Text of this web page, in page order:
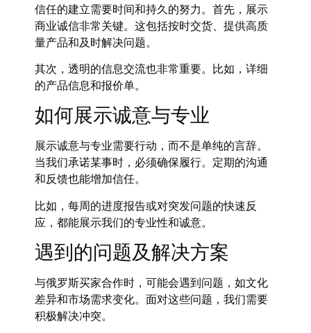
信任的建立需要时间和持久的努力。首先，展示
商业诚信非常关键。这包括按时交货、提供高质
量产品和及时解决问题。
其次，透明的信息交流也非常重要。比如，详细
的产品信息和报价单。
如何展示诚意与专业
展示诚意与专业需要行动，而不是单纯的言辞。
当我们承诺某事时，必须确保履行。定期的沟通
和反馈也能增加信任。
比如，每周的进度报告或对突发问题的快速反
应，都能展示我们的专业性和诚意。
遇到的问题及解决方案
与俄罗斯买家合作时，可能会遇到问题，如文化
差异和市场需求变化。面对这些问题，我们需要
积极解决冲突。